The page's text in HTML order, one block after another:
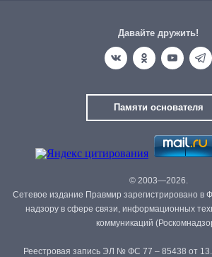
Давайте дружить!
Памяти основателя
© 2003—2026.
Сетевое издание Правмир зарегистрировано в
надзору в сфере связи, информационных
коммуникаций
Реестровая запись ЭЛ № ФС 77 – 85438 от